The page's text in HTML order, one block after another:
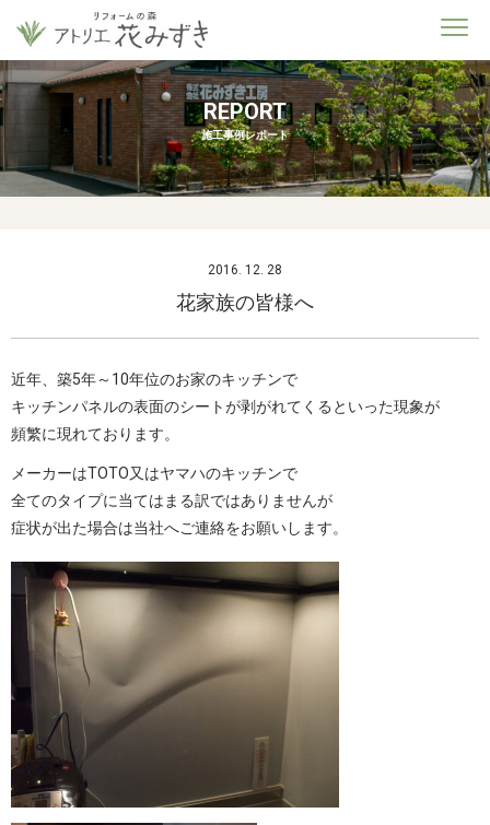
REPORT
施工事例レポート
2016. 12. 28
花家族の皆様へ
近年、築5年～10年位のお家のキッチンで
キッチンパネルの表面のシートが剥がれてくるといった現象が
頻繁に現れております。
メーカーはTOTO又はヤマハのキッチンで
全てのタイプに当てはまる訳ではありませんが
症状が出た場合は当社へご連絡をお願いします。